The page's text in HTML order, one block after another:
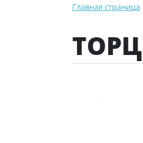
Главная страница